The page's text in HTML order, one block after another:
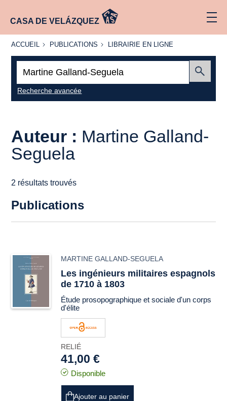
CASA DE VELÁZQUEZ
ACCUEIL
ACCUEIL PUBLICATIONS
PUBLICATIONS
LIBRAIRIE
LIBRAIRIE EN LIGNE
Recherche avancée
Auteur : Martine Galland-
Seguela
2 résultats trouvés
Publications
MARTINE GALLAND-SEGUELA
Les ingénieurs militaires espagnols
de 1710 à 1803
Étude prosopographique et sociale d'un corps
d'élite
RELIÉ
41,00 €
Disponible
Ajouter au panier